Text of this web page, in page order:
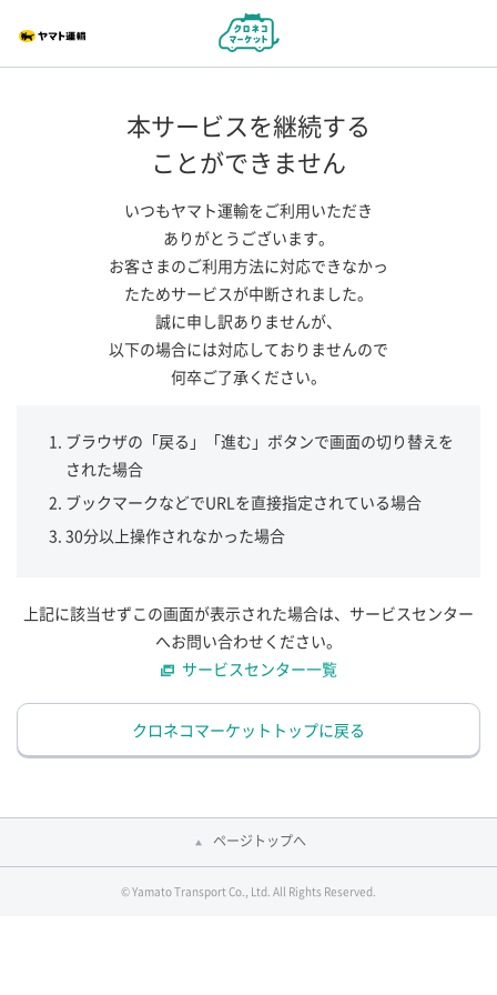
本サービスを継続する
ことができません
いつもヤマト運輸をご利用いただき
ありがとうございます。
お客さまのご利用方法に対応できなかっ
たためサービスが中断されました。
誠に申し訳ありませんが、
以下の場合には対応しておりませんので
何卒ご了承ください。
ブラウザの「戻る」「進む」ボタンで画面の切り替えを
された場合
ブックマークなどでURLを直接指定されている場合
30分以上操作されなかった場合
上記に該当せずこの画面が表示された場合は、サービスセンター
へお問い合わせください。
サービスセンター一覧
クロネコマーケットトップに戻る
ページトップへ
© Yamato Transport Co., Ltd. All Rights Reserved.